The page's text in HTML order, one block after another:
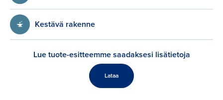
Kestävä rakenne
Lue tuote-esitteemme saadaksesi lisätietoja
Lataa